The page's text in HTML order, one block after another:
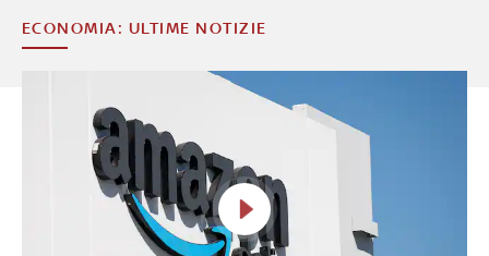
ECONOMIA: ULTIME NOTIZIE